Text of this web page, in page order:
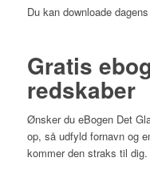
Du kan downloade
Gratis
redskaber
Ønsker du eBogen Det
op, så udfyld fornavn og
kommer den straks til dig.